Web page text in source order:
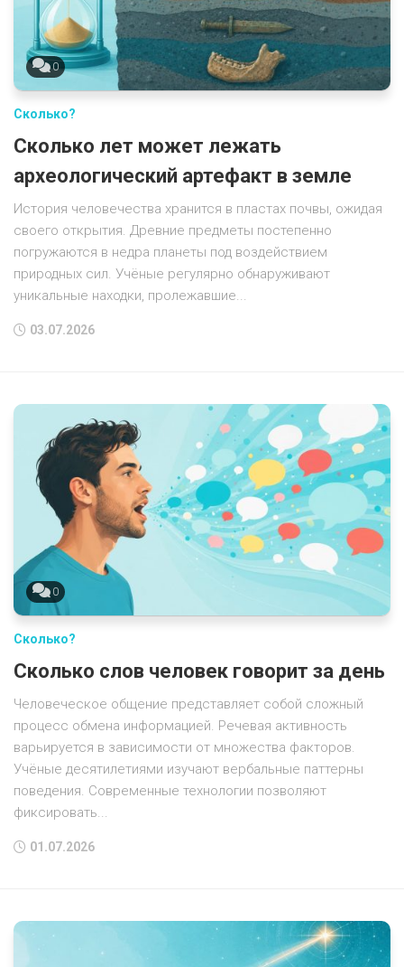
0
Сколько?
Сколько лет может лежать
археологический артефакт в земле
История человечества хранится в пластах почвы, ожидая
своего открытия. Древние предметы постепенно
погружаются в недра планеты под воздействием
природных сил. Учёные регулярно обнаруживают
уникальные находки, пролежавшие...
03.07.2026
0
Сколько?
Сколько слов человек говорит за день
Человеческое общение представляет собой сложный
процесс обмена информацией. Речевая активность
варьируется в зависимости от множества факторов.
Учёные десятилетиями изучают вербальные паттерны
поведения. Современные технологии позволяют
фиксировать...
01.07.2026